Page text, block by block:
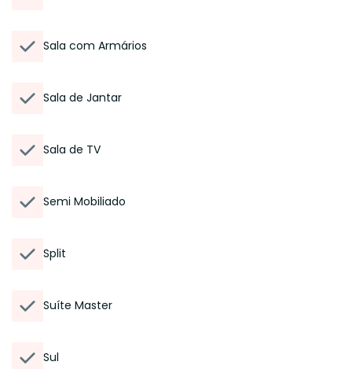
Sala com Armários
Sala de Jantar
Sala de TV
Semi Mobiliado
Split
Suíte Master
Sul